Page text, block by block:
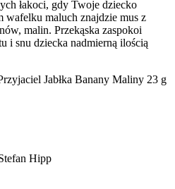
łakoci, gdy Twoje dziecko
wafelku maluch znajdzie mus z
malin. Przekąska zaspokoi
i snu dziecka nadmierną ilością
Jabłka Banany Maliny 23 g
Hipp